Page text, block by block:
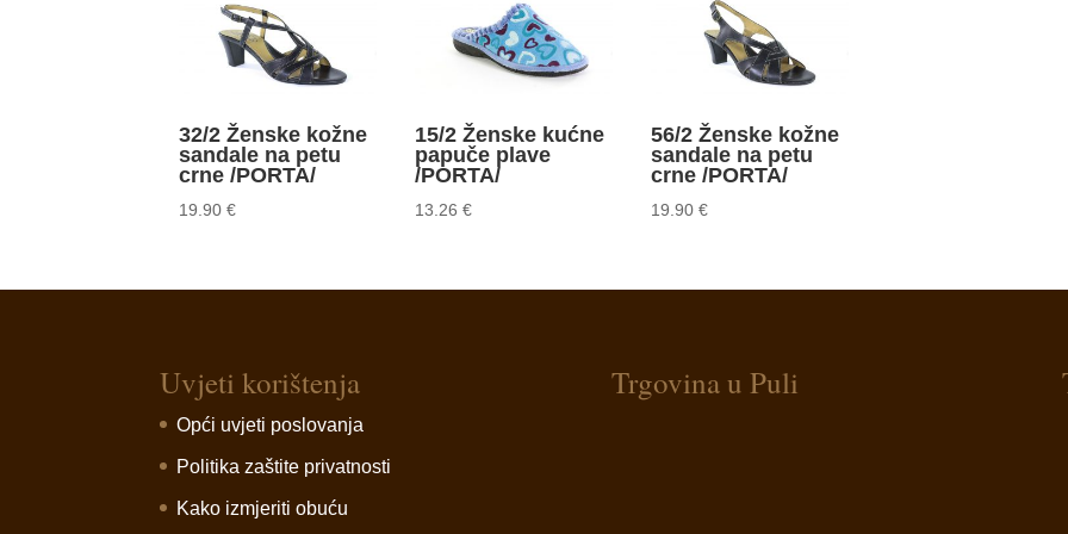
32/2 Ženske kožne
sandale na petu
crne /PORTA/
19.90€
15/2 Ženske kućne
papuče plave
/PORTA/
13.26€
56/2 Ženske kožne
sandale na petu
crne /PORTA/
19.90€
Uvjeti korištenja
Opći uvjeti poslovanja
Politika zaštite privatnosti
Kako izmjeriti obuću
Trgovina u Puli